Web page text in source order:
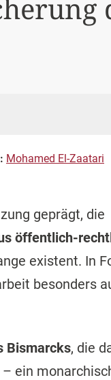
Mohamed El-Zaatari
geprägt, die
öffentlich-
existent. In
besonders
Bismarcks, die
ein